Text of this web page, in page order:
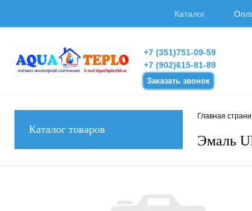
Каталог
+7 (351)751-09-59
+7 (902)615-81-89
Заказать звонок
Каталог товаров
Главная
Эмаль